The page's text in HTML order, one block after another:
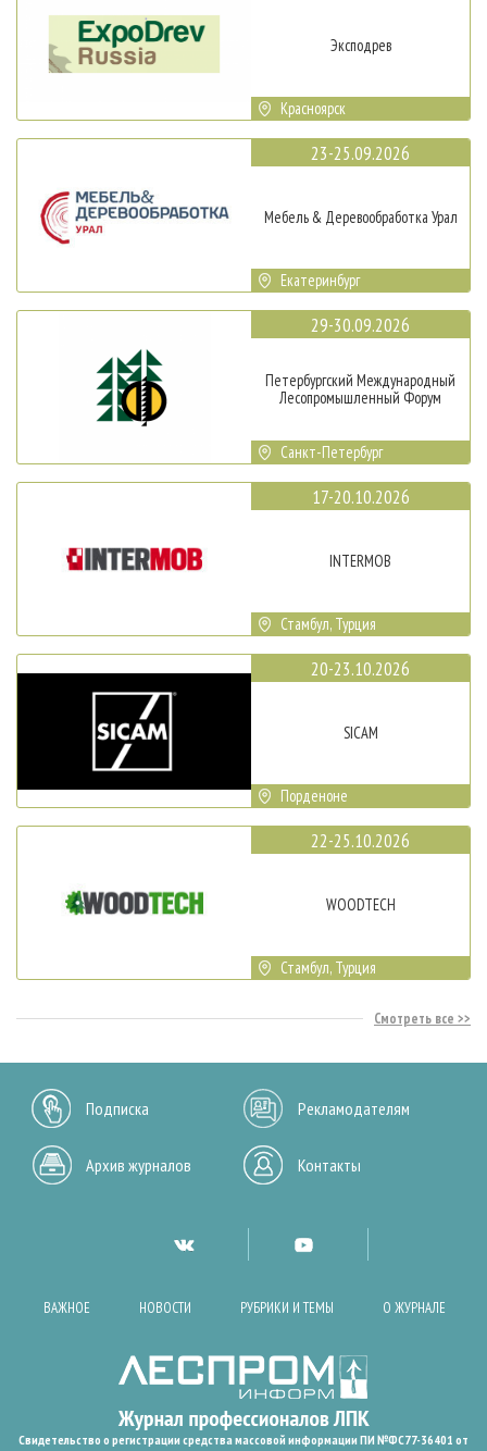
Эксподрев
Красноярск
23-25.09.2026
Мебель & Деревообработка Урал
Екатеринбург
29-30.09.2026
Петербургский Международный
Лесопромышленный Форум
Санкт-Петербург
17-20.10.2026
INTERMOB
Стамбул, Турция
20-23.10.2026
SICAM
Порденоне
22-25.10.2026
WOODTECH
Стамбул, Турция
Смотреть все
Подписка Рекламодателям
Архив журналов Контакты
ВАЖНОЕ НОВОСТИ РУБРИКИ И ТЕМЫ О ЖУРНАЛЕ
Свидетельство о регистрации средства массовой информации ПИ №ФС77-36401 от